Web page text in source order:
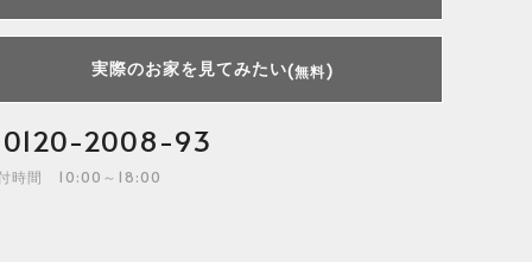
実際のお家を見てみたい(無料)
0120-2008-93
時間 10:00～18:00